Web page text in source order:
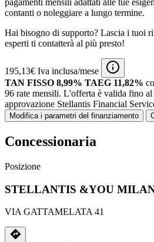
pagamenti mensili adattati alle tue
contanti o noleggiare a lungo termine.
Hai bisogno di supporto? Lascia i tuoi
esperti ti contatterà al più presto!
195,13€ Iva inclusa/mese
TAN FISSO 8,99% TAEG 11,82%
96 rate mensili. L'offerta è valida fino al
approvazione Stellantis Financial
Modifica i parametri del finanziamento
Concessionaria
Posizione
STELLANTIS &YOU
VIA GATTAMELATA 41